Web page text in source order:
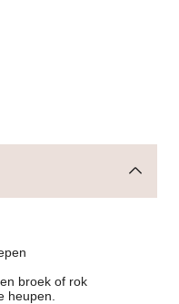
broek of rok
heupen.